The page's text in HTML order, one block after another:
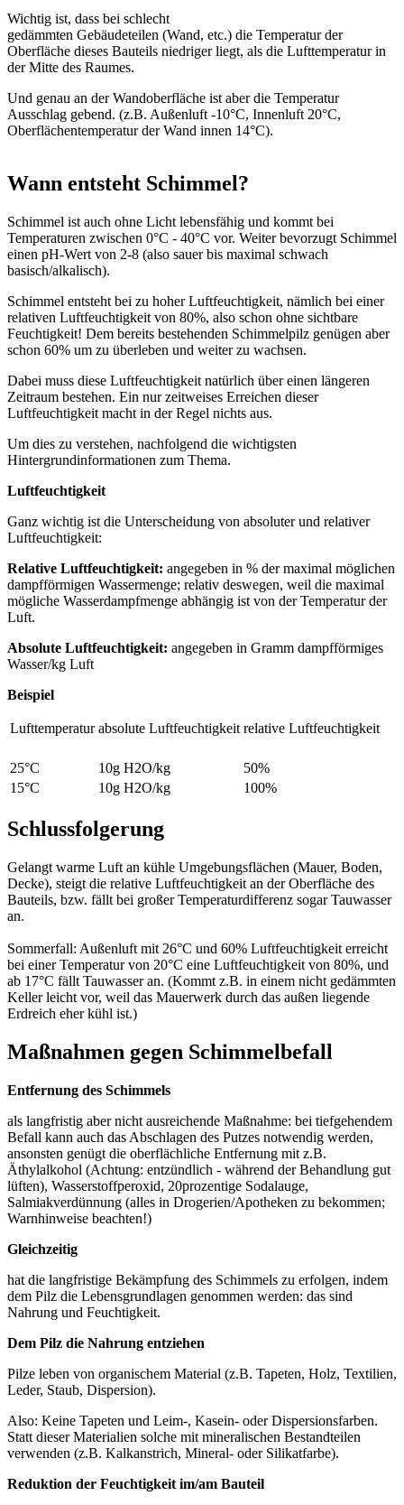
Wichtig ist, dass bei schlecht
gedämmten Gebäudeteilen (Wand, etc.) die Temperatur der
Oberfläche dieses Bauteils niedriger liegt, als die Lufttemperatur in
der Mitte des Raumes.
Und genau an der Wandoberfläche ist aber die Temperatur
Ausschlag gebend. (z.B. Außenluft -10°C, Innenluft 20°C,
Oberflächentemperatur der Wand innen 14°C).
Wann entsteht Schimmel?
Schimmel ist auch ohne Licht lebensfähig und kommt bei
Temperaturen zwischen 0°C - 40°C vor. Weiter bevorzugt Schimmel
einen pH-Wert von 2-8 (also sauer bis maximal schwach
basisch/alkalisch).
Schimmel entsteht bei zu hoher Luftfeuchtigkeit, nämlich bei einer
relativen Luftfeuchtigkeit von 80%, also schon ohne sichtbare
Feuchtigkeit! Dem bereits bestehenden Schimmelpilz genügen aber
schon 60% um zu überleben und weiter zu wachsen.
Dabei muss diese Luftfeuchtigkeit natürlich über einen längeren
Zeitraum bestehen. Ein nur zeitweises Erreichen dieser
Luftfeuchtigkeit macht in der Regel nichts aus.
Um dies zu verstehen, nachfolgend die wichtigsten
Hintergrundinformationen zum Thema.
Luftfeuchtigkeit
Ganz wichtig ist die Unterscheidung von absoluter und relativer
Luftfeuchtigkeit:
Relative Luftfeuchtigkeit: angegeben in % der maximal möglichen
dampfförmigen Wassermenge; relativ deswegen, weil die maximal
mögliche Wasserdampfmenge abhängig ist von der Temperatur der
Luft.
Absolute Luftfeuchtigkeit: angegeben in Gramm dampfförmiges
Wasser/kg Luft
Beispiel
Lufttemperatur absolute Luftfeuchtigkeit relative Luftfeuchtigkeit
25°C 10g H2O/kg
50%
15°C
10g H2O/kg 100%
Schlussfolgerung
Gelangt warme Luft an kühle Umgebungsflächen (Mauer, Boden,
Decke), steigt die relative Luftfeuchtigkeit an der Oberfläche des
Bauteils, bzw. fällt bei großer Temperaturdifferenz sogar Tauwasser
an.
Sommerfall: Außenluft mit 26°C und 60% Luftfeuchtigkeit erreicht
bei einer Temperatur von 20°C eine Luftfeuchtigkeit von 80%, und
ab 17°C fällt Tauwasser an. (Kommt z.B. in einem nicht gedämmten
Keller leicht vor, weil das Mauerwerk durch das außen liegende
Erdreich eher kühl ist.)
Maßnahmen gegen Schimmelbefall
Entfernung des Schimmels
als langfristig aber nicht ausreichende Maßnahme: bei tiefgehendem
Befall kann auch das Abschlagen des Putzes notwendig werden,
ansonsten genügt die oberflächliche Entfernung mit z.B.
Äthylalkohol (Achtung: entzündlich - während der Behandlung gut
lüften), Wasserstoffperoxid, 20prozentige Sodalauge,
Salmiakverdünnung (alles in Drogerien/Apotheken zu bekommen;
Warnhinweise beachten!)
Gleichzeitig
hat die langfristige Bekämpfung des Schimmels zu erfolgen, indem
dem Pilz die Lebensgrundlagen genommen werden: das sind
Nahrung und Feuchtigkeit.
Dem Pilz die Nahrung entziehen
Pilze leben von organischem Material (z.B. Tapeten, Holz, Textilien,
Leder, Staub, Dispersion).
Also: Keine Tapeten und Leim-, Kasein- oder Dispersionsfarben.
Statt dieser Materialien solche mit mineralischen Bestandteilen
verwenden (z.B. Kalkanstrich, Mineral- oder Silikatfarbe).
Reduktion der Feuchtigkeit im/am Bauteil